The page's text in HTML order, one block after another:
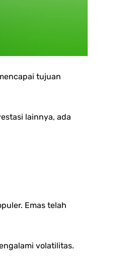
tujuan
lainnya, ada
Emas telah
volatilitas.